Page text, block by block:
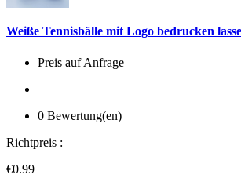
Weiße Tennisbälle mit Logo bedrucken
Preis auf Anfrage
0 Bewertung(en)
Richtpreis :
€0.99